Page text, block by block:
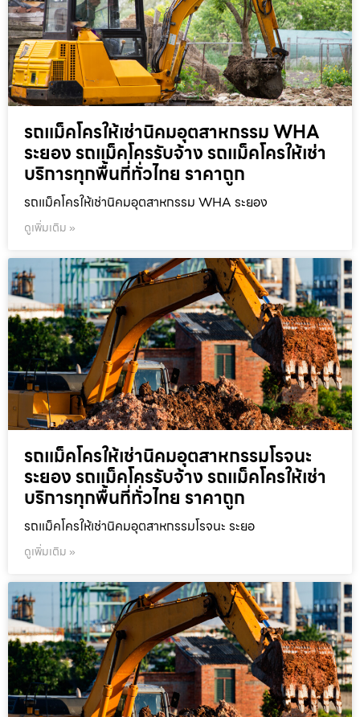
รถแม็คโครให้เช่านิคมอุตสาหกรรม WHA
ระยอง รถแม็คโครรับจ้าง รถแม็คโครให้เช่า
บริการทุกพื้นที่ทั่วไทย ราคาถูก
รถแม็คโครให้เช่านิคมอุตสาหกรรม WHA ระยอง
ดูเพิ่มเติม »
รถแม็คโครให้เช่านิคมอุตสาหกรรมโรจนะ
ระยอง รถแม็คโครรับจ้าง รถแม็คโครให้เช่า
บริการทุกพื้นที่ทั่วไทย ราคาถูก
รถแม็คโครให้เช่านิคมอุตสาหกรรมโรจนะ ระยอ
ดูเพิ่มเติม »